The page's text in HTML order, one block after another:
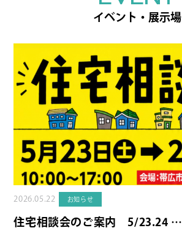
イベント・展示場
2026.05.22 お知らせ
住宅相談会のご案内 5/23.24 …